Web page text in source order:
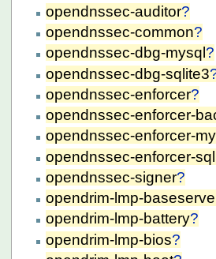
opendnssec-auditor?
opendnssec-common?
opendnssec-dbg-mysql ?
opendnssec-dbg-sqlite3
opendnssec-enforcer?
opendnssec-enforcer-
opendnssec-enforcer-
opendnssec-enforcer-
opendnssec-signer?
opendrim-lmp-
opendrim-lmp-battery?
opendrim-lmp-bios?